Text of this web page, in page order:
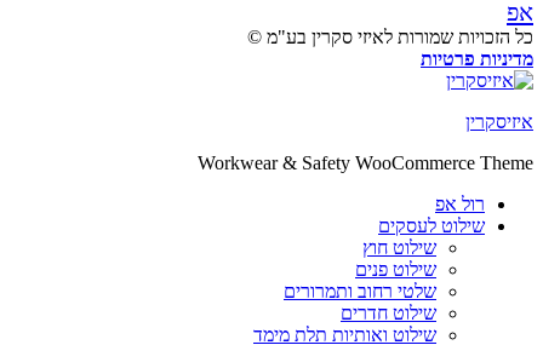
שמורות לאיזי סקרין בע"מ ©
פרטיות
Workwear & Safety WooCommerce
רול אפ
שילוט לעסקים
שילוט חוץ
שילוט פנים
שלטי רחוב ותמרורים
שילוט חדרים
שילוט ואותיות תלת מימד